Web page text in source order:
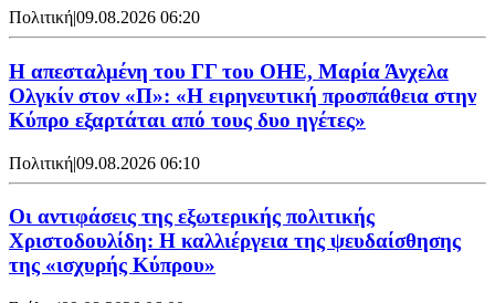
Πολιτική|09.08.2026 06:20
Η απεσταλμένη του ΓΓ του ΟΗΕ, Μαρία Άνχελα
Ολγκίν στον «Π»: «Η ειρηνευτική προσπάθεια στην
Κύπρο εξαρτάται από τους δυο ηγέτες»
Πολιτική|09.08.2026 06:10
Οι αντιφάσεις της εξωτερικής πολιτικής
Χριστοδουλίδη: Η καλλιέργεια της ψευδαίσθησης
της «ισχυρής Κύπρου»